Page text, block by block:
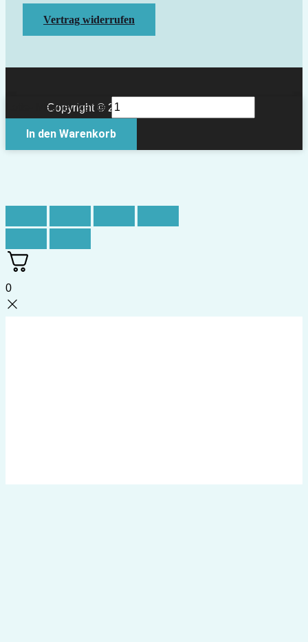
Vertrag widerrufen
Copyright © 2026 Papierkult Berlin
Lotte- Magnet Menge
In den Warenkorb
0